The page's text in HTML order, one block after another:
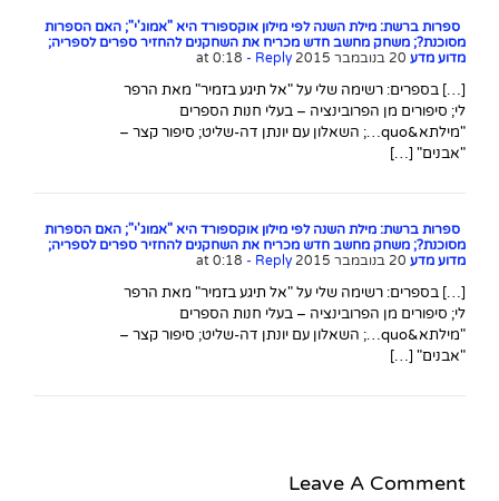
ספרות ברשת: מילת השנה לפי מילון אוקספורד היא "אמוג'י"; האם הספרות
מסוכנת?; משחק מחשב חדש מכריח את השחקנים להחזיר ספרים לספריה;
מדוע מדע
- Reply
[…] בספרים: רשימה שלי על "אל תיגע בזמיר" מאת הרפר
לי; סיפורים מן הפרובינציה – בעלי חנות הספרים
"מילתא&quo…; השאלון עם יונתן דה-שליט; סיפור קצר –
"אבנים" […]
ספרות ברשת: מילת השנה לפי מילון אוקספורד היא "אמוג'י"; האם הספרות
מסוכנת?; משחק מחשב חדש מכריח את השחקנים להחזיר ספרים לספריה;
מדוע מדע
- Reply
[…] בספרים: רשימה שלי על "אל תיגע בזמיר" מאת הרפר
לי; סיפורים מן הפרובינציה – בעלי חנות הספרים
"מילתא&quo…; השאלון עם יונתן דה-שליט; סיפור קצר –
"אבנים" […]
Leave A Comment